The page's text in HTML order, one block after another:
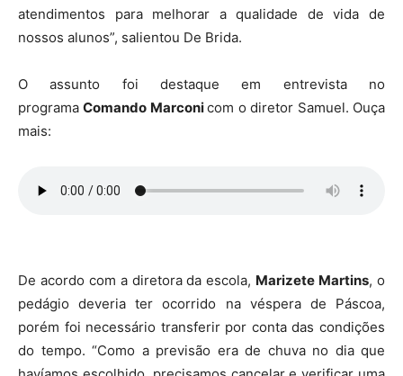
atendimentos para melhorar a qualidade de vida de
nossos alunos”, salientou De Brida.
O assunto foi destaque em entrevista no
programaComando Marconicom o diretor Samuel. Ouça
mais:
De acordo com a diretora da escola, Marizete Martins, o
pedágio deveria ter ocorrido na véspera de Páscoa,
porém foi necessário transferir por conta das condições
do tempo. “Como a previsão era de chuva no dia que